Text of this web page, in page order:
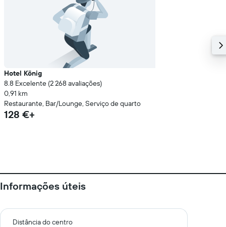
Hotel König
8.8 Excelente (2 268 avaliações)
0,91 km
Restaurante, Bar/Lounge, Serviço de quarto
128 €+
Informações úteis
Distância do centro